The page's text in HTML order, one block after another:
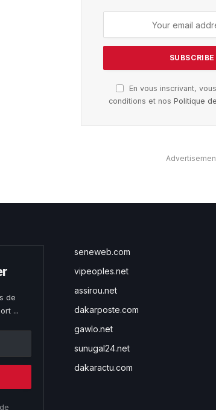
En vous inscrivant,
conditions et nosPolitique
de
...
de
seneweb.com
vipeoples.net
assirou.net
dakarposte.com
gawlo.net
sunugal24.net
dakaractu.com